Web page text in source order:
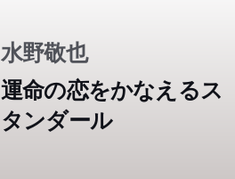
水野敬也
運命の恋をかなえるス
タンダール